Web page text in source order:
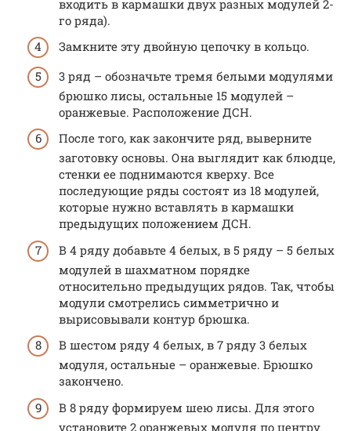
входить в кармашки двух разных модулей 2-
го ряда).
Замкните эту двойную цепочку в кольцо.
3 ряд – обозначьте тремя белыми модулями
брюшко лисы, остальные 15 модулей –
оранжевые. Расположение ДСН.
После того, как закончите ряд, выверните
заготовку основы. Она выглядит как блюдце,
стенки ее поднимаются кверху. Все
последующие ряды состоят из 18 модулей,
которые нужно вставлять в кармашки
предыдущих положением ДСН.
В 4 ряду добавьте 4 белых, в 5 ряду – 5 белых
модулей в шахматном порядке
относительно предыдущих рядов. Так, чтобы
модули смотрелись симметрично и
вырисовывали контур брюшка.
В шестом ряду 4 белых, в 7 ряду 3 белых
модуля, остальные – оранжевые. Брюшко
закончено.
В 8 ряду формируем шею лисы. Для этого
установите 2 оранжевых модуля по центру